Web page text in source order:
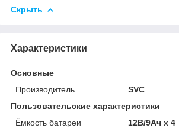
Скрыть
Характеристики
Основные
Производитель
SVC
Пользовательские характеристики
Ёмкость батареи
12В/9Ач х 4